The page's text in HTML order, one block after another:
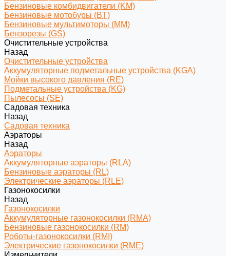
Бензиновые комбидвигатели (KM)
Бензиновые мотобуры (BT)
Бензиновые мультимоторы (MM)
Бензорезы (GS)
Очистительные устройства
Назад
Очистительные устройства
Аккумуляторные подметальные устройства (KGA)
Мойки высокого давления (RE)
Подметальные устройства (KG)
Пылесосы (SE)
Садовая техника
Назад
Садовая техника
Аэраторы
Назад
Аэраторы
Аккумуляторные аэраторы (RLA)
Бензиновые аэраторы (RL)
Электрические аэраторы (RLE)
Газонокосилки
Назад
Газонокосилки
Аккумуляторные газонокосилки (RMA)
Бензиновые газонокосилки (RM)
Роботы-газонокосилки (RMI)
Электрические газонокосилки (RME)